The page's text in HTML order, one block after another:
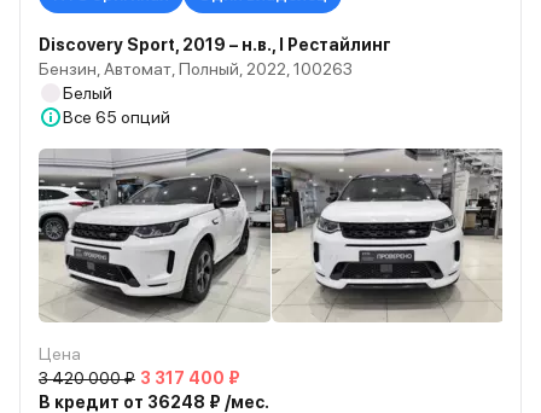
Discovery Sport, 2019 – н.в., I Рестайлинг
Бензин, Автомат, Полный, 2022, 100263
Белый
Все 65 опций
Цена
3 420 000 ₽ 3 317 400 ₽
В кредит от 36248 ₽ /мес.